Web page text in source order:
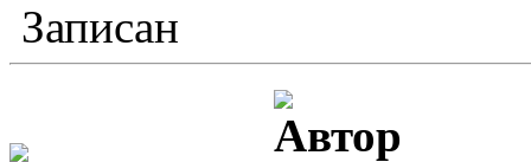
Записан